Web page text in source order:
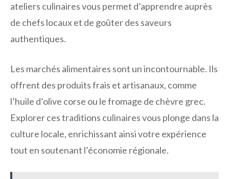
ateliers culinaires vous permet d’apprendre auprès
de chefs locaux et de goûter des saveurs
authentiques.
Les marchés alimentaires sont un incontournable. Ils
offrent des produits frais et artisanaux, comme
l’huile d’olive corse ou le fromage de chèvre grec.
Explorer ces traditions culinaires vous plonge dans la
culture locale, enrichissant ainsi votre expérience
tout en soutenant l’économie régionale.